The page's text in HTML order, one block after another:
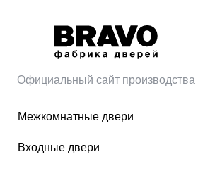
Официальный сайт производства
Межкомнатные двери
Входные двери